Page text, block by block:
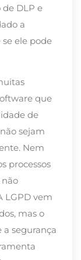
de DLP e
a
ele pode
que
de
sejam
Nem
processos
LGPD vem
mas o
segurança